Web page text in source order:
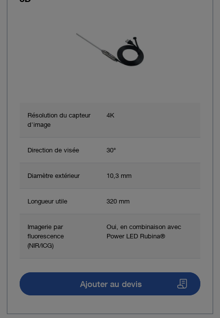
Résolution du capteur
d'image
4K
Direction de visée 30°
Diamètre extérieur 10,3 mm
Longueur utile 320 mm
Imagerie par
fluorescence
(NIR/ICG)
Oui, en combinaison avec
Power LED Rubina®
Ajouter au devis